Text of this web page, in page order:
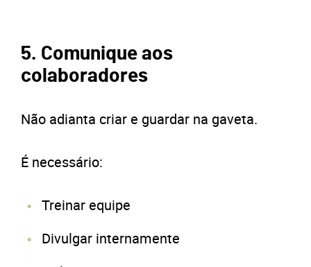
5. Comunique aos
colaboradores
Não adianta criar e guardar na gaveta.
É necessário:
Treinar equipe
Divulgar internamente